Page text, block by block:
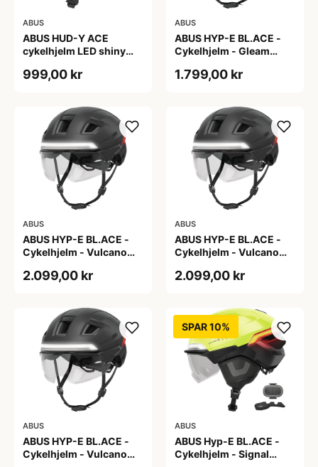
ABUS
ABUS HUD-Y ACE
cykelhjelm LED shiny
999,00 kr
ABUS
ABUS HYP-E BL.ACE -
Cykelhjelm - Gleam
1.799,00 kr
ABUS
ABUS HYP-E BL.ACE -
Cykelhjelm - Vulcano
2.099,00 kr
ABUS
ABUS HYP-E BL.ACE -
Cykelhjelm - Vulcano
2.099,00 kr
ABUS
ABUS HYP-E BL.ACE -
Cykelhjelm - Vulcano
SPAR 10%
ABUS
ABUS Hyp-E BL.ACE -
Cykelhjelm - Signal